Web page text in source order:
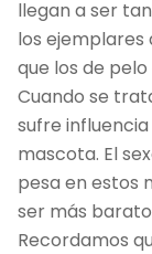
llegan a ser
los ejemplares
que los de
Cuando se
sufre
mascota. El
pesa en estos
ser más
Recordamos